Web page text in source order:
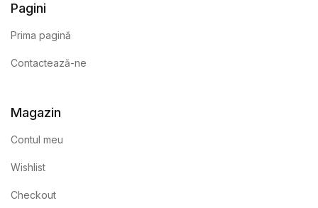
Pagini
Prima pagină
Contactează-ne
Magazin
Contul meu
Wishlist
Checkout